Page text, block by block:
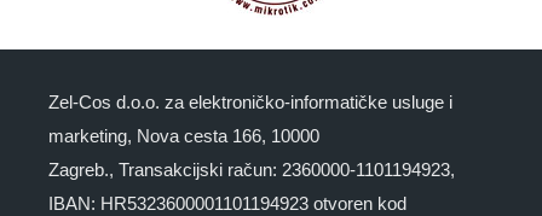
Zel-Cos d.o.o. za elektroničko-informatičke usluge i
marketing, Nova cesta 166, 10000
Zagreb., Transakcijski račun: 2360000-1101194923,
IBAN: HR5323600001101194923 otvoren kod